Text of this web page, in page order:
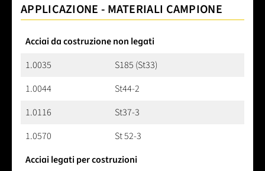
APPLICAZIONE - MATERIALI CAMPIONE
Acciai da costruzione non legati
1.0035
S185 (St33)
1.0044
St44-2
1.0116
St37-3
1.0570
St 52-3
Acciai legati per costruzioni